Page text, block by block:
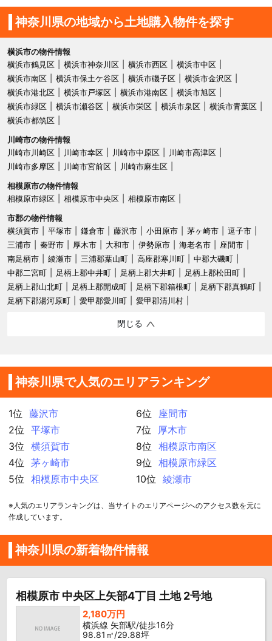
神奈川県の地域から土地購入物件を探す
横浜市の物件情報
横浜市鶴見区
横浜市神奈川区 横浜市西区
横浜市中区
横浜市南区
横浜市保土ケ谷区 横浜市磯子区
横浜市金沢区
横浜市港北区
横浜市戸塚区 横浜市港南区
横浜市旭区
横浜市緑区
横浜市瀬谷区 横浜市栄区 横浜市泉区
横浜市青葉区
横浜市都筑区
川崎市の物件情報
川崎市川崎区
川崎市幸区 川崎市中原区
川崎市高津区
川崎市多摩区
川崎市宮前区
川崎市麻生区
相模原市の物件情報
相模原市緑区
相模原市中央区
相模原市南区
市郡の物件情報
横須賀市
平塚市 鎌倉市 藤沢市 小田原市 茅ヶ崎市
逗子市
三浦市
秦野市 厚木市 大和市 伊勢原市 海老名市
座間市
南足柄市
綾瀬市 三浦郡葉山町 高座郡寒川町
中郡大磯町
中郡二宮町
足柄上郡中井町 足柄上郡大井町
足柄上郡松田町
足柄上郡山北町
足柄上郡開成町 足柄下郡箱根町
足柄下郡真鶴町
足柄下郡湯河原町
愛甲郡愛川町 愛甲郡清川村
閉じる
神奈川県で人気のエリアランキング
1位
藤沢市
2位
平塚市
3位
横須賀市
4位
茅ヶ崎市
5位
相模原市中央区
6位
座間市
7位
厚木市
8位
相模原市南区
9位
相模原市緑区
10位
綾瀬市
※人気のエリアランキングは、当サイトのエリアページへのアクセス数を元に
作成しています。
神奈川県の新着物件情報
相模原市 中央区上矢部4丁目 土地 2号地
2,180万円
横浜線 矢部駅/徒歩16分
98.81㎡/29.88坪